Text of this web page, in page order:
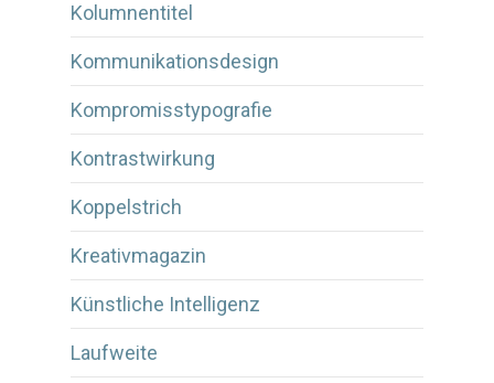
Kolumnentitel
Kommunikationsdesign
Kompromisstypografie
Kontrastwirkung
Koppelstrich
Kreativmagazin
Künstliche Intelligenz
Laufweite